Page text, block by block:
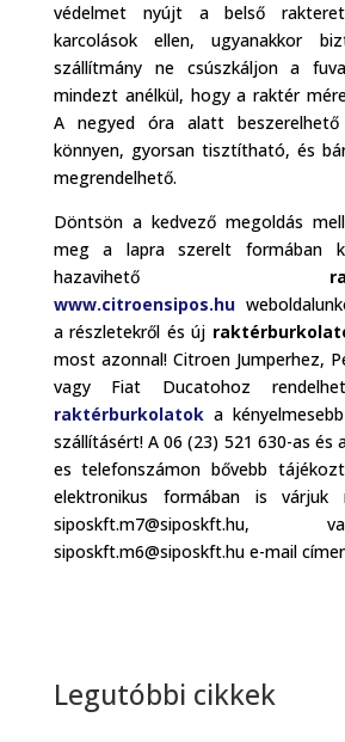
védelmet nyújt a belső
karcolások ellen, ugyanakkor
szállítmány ne csúszkáljon a
mindezt anélkül, hogy a raktér
A negyed óra alatt beszerelhető
könnyen, gyorsan tisztítható, és
megrendelhető.
Döntsön a kedvező megoldás
meg a lapra szerelt formában
hazavihető
www.citroensipos.hu
a részletekről és új
most azonnal! Citroen Jumperhez,
vagy Fiat Ducatohoz
raktérburkolatoka
szállításért! A 06 (23) 521 630-as és
es telefonszámon bővebb
elektronikus formában is várjuk
siposkft.m6@siposkft.hu e-mail
Legutóbbi cikkek